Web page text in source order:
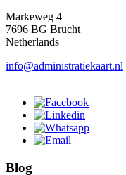
Markeweg 4
7696 BG Brucht
Netherlands
info@administratiekaart.nl
Blog